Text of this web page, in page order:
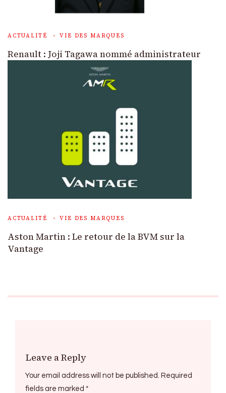
ACTUALITÉ VIE DES MARQUES
Renault : Joji Tagawa nommé administrateur
ACTUALITÉ VIE DES MARQUES
Aston Martin : Le retour de la BVM sur la
Vantage
Leave a Reply
Your email address will not be published.
Required
fields are marked *